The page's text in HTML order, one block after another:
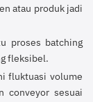
atau produk jadi
proses batching
fleksibel.
fluktuasi volume
conveyor sesuai